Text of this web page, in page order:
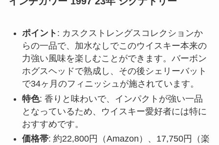
ポイント : カスクストレングスコレクションか
らの一品で、加水なしでこのウイスキー本来の
力強い風味を楽しむことができます。バーボン
ホグスヘッドで熟成し、その後シェリーバット
で34ヶ月のフィニッシュが施されています。
特色: 香りと味わいで、インパクトが強い一品
となっているため、ウイスキー愛好者には特に
おすすめです。
価格帯: 約22,800円（Amazon）、17,750円（楽